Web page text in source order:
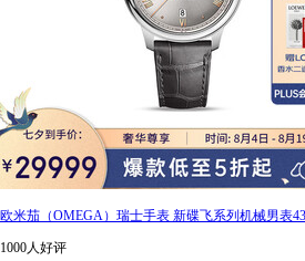
欧米茄（OMEGA）瑞士手表 新碟飞系列机械男表
1000人好评